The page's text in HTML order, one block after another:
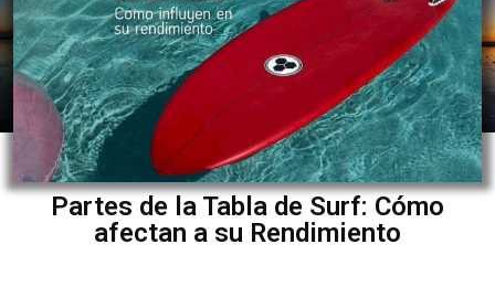
Partes de la Tabla de Surf: Cómo
afectan a su Rendimiento